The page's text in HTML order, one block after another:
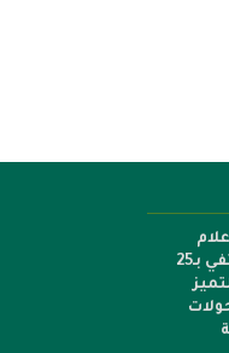
العربي» تحتفي بـ25